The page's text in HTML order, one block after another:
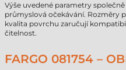
Výše uvedené parametry
průmyslová očekávání. Rozměry
kvalita povrchu zaručují
čitelnost.
FARGO 081754 –